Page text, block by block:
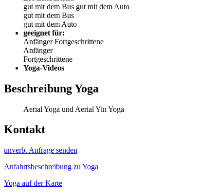
gut mit dem Bus gut mit dem Auto
gut mit dem Bus
gut mit dem Auto
geeignet für:
AnfängerFortgeschrittene
Anfänger
Fortgeschrittene
Yoga-Videos
Beschreibung Yoga
Aerial Yoga und Aerial Yin Yoga
Kontakt
unverb. Anfrage senden
Anfahrtsbeschreibung zu Yoga
Yoga auf der Karte